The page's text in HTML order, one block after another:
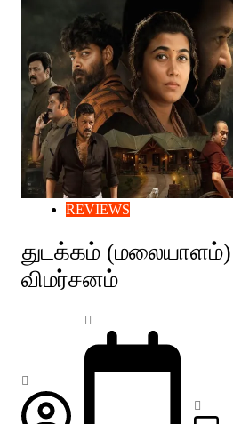
REVIEWS
துடக்கம்
விமர்சனம்